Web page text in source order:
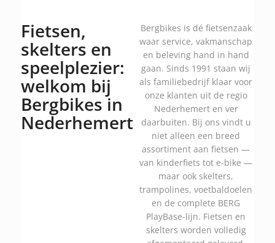
Fietsen,
skelters en
speelplezier:
welkom bij
Bergbikes in
Nederhemert
Bergbikes is dé fietsenzaak
waar service, vakmanschap
en beleving hand in hand
gaan. Sinds 1991 staan wij
als familiebedrijf klaar voor
onze klanten uit de regio
Nederhemert en ver
daarbuiten. Bij ons vindt u
niet alleen een breed
assortiment aan fietsen —
van kinderfiets tot e-bike —
maar ook skelters,
trampolines, voetbaldoelen
en de complete BERG
PlayBase-lijn. Fietsen en
skelters worden volledig